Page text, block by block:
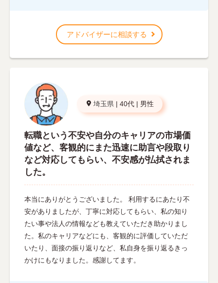
アドバイザーに相談する
埼玉県 | 40代 | 男性
転職という不安や自分のキャリアの市場価
値など、客観的にまた迅速に助言や段取り
など対応してもらい、不安感が払拭されま
した。
本当にありがとうございました。 利用するにあたり不
安がありましたが、丁寧に対応してもらい、私の知り
たい事や法人の情報なども教えていただき助かりまし
た。私のキャリアなどにも、客観的に評価していただ
いたり、面接の振り返りなど、私自身を振り返るきっ
かけにもなりました。感謝してます。